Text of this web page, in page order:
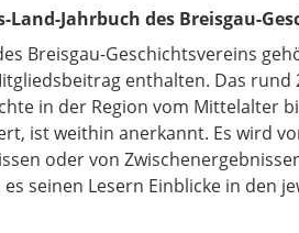
Jahrbuch des Breisgau-
Breisgau-Geschichtsvereins
enthalten. Das
in der Region vom Mittelalter
ist weithin anerkannt. Es wird
oder von
seinen Lesern Einblicke in den